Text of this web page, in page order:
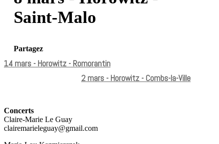
Saint-Malo
Partagez
14 mars - Horowitz - Romorantin
2 mars - Horowitz - Combs-la-Ville
Concerts
Claire-Marie Le Guay
clairemarieleguay@gmail.com